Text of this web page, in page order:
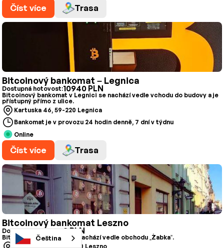
Číst více Trasa
Bitcoinový bankomat – Legnica
Dostupná hotovost:10940 PLN
Bitcoinový bankomat v Legnici se nachází vedle vchodu do budovy a je
přístupný přímo z ulice.
Kartuska 46, 59-220 Legnica
Bankomat je v provozu 24 hodin denně, 7 dní v týdnu
Online
Číst více Trasa
Bitcoinový bankomat Leszno
Dostupná hotovost:0 PLN
Bitcoinový bankomat se nachází vedle obchodu „Żabka”.
Słowiańska 38, 64-100 Leszno
Čeština